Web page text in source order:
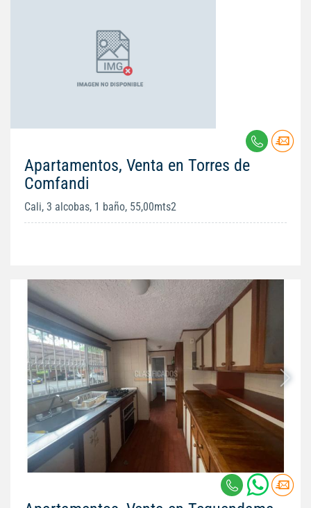
Apartamentos, Venta en Torres de
Comfandi
Cali, 3 alcobas, 1 baño, 55,00mts2